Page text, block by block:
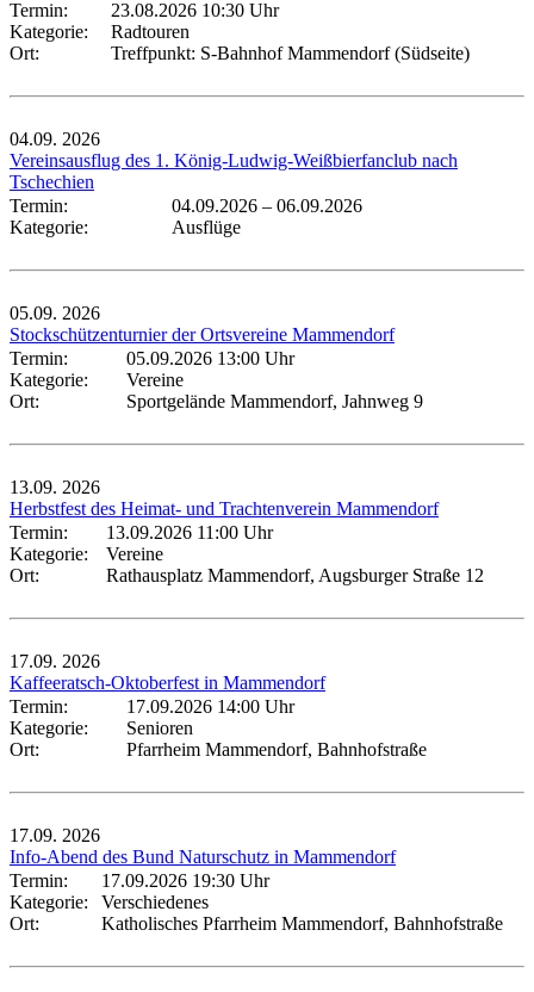
Termin:
23.08.2026 10:30 Uhr
Kategorie:
Radtouren
Ort:
Treffpunkt: S-Bahnhof Mammendorf (Südseite)
04.09. 2026
Vereinsausflug des 1. König-Ludwig-Weißbierfanclub nach
Tschechien
Termin:
04.09.2026 – 06.09.2026
Kategorie:
Ausflüge
05.09. 2026
Stockschützenturnier der Ortsvereine Mammendorf
Termin:
05.09.2026 13:00 Uhr
Kategorie:
Vereine
Ort:
Sportgelände Mammendorf, Jahnweg 9
13.09. 2026
Herbstfest des Heimat- und Trachtenverein Mammendorf
Termin:
13.09.2026 11:00 Uhr
Kategorie:
Vereine
Ort:
Rathausplatz Mammendorf, Augsburger Straße 12
17.09. 2026
Kaffeeratsch-Oktoberfest in Mammendorf
Termin:
17.09.2026 14:00 Uhr
Kategorie:
Senioren
Ort:
Pfarrheim Mammendorf, Bahnhofstraße
17.09. 2026
Info-Abend des Bund Naturschutz in Mammendorf
Termin:
17.09.2026 19:30 Uhr
Kategorie:
Verschiedenes
Ort:
Katholisches Pfarrheim Mammendorf, Bahnhofstraße